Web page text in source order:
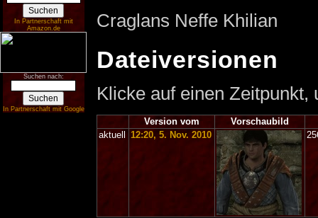
In Partnerschaft mit
Amazon.de
Suchen nach:
In Partnerschaft mit Google
Craglans Neffe Khilian
Dateiversionen
Klicke auf einen
Version vom
Vorschaubild
aktuell
12:20, 5. Nov. 2010